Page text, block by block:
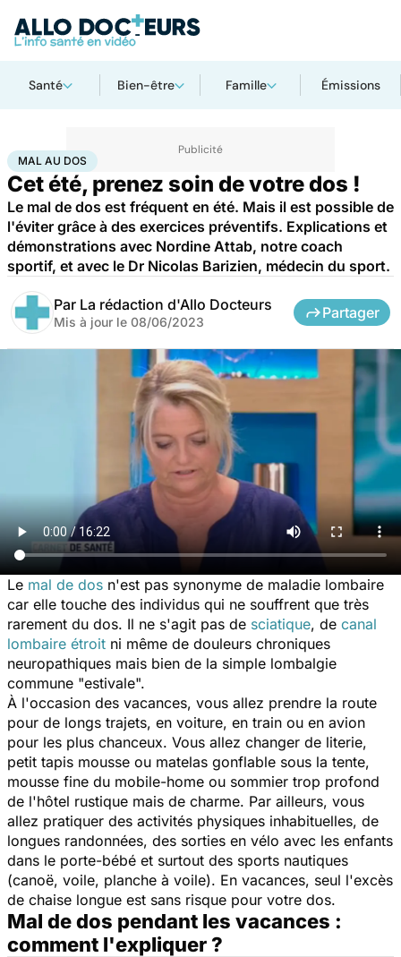
Santé Bien-être Famille Émissions
AccueilSantéMaladies Mal au dos
MAL AU DOS
Cet été, prenez soin de votre dos !
Le mal de dos est fréquent en été. Mais il est possible de
l'éviter grâce à des exercices préventifs. Explications et
démonstrations avec Nordine Attab, notre coach
sportif, et avec le Dr Nicolas Barizien, médecin du sport.
Par La rédaction d'Allo Docteurs
Mis à jour le 08/06/2023
Partager
Le mal de dos n'est pas synonyme de maladie lombaire
car elle touche des individus qui ne souffrent que très
rarement du dos. Il ne s'agit pas de sciatique, de canal
lombaire étroit ni même de douleurs chroniques
neuropathiques mais bien de la simple lombalgie
commune "estivale".
À l'occasion des vacances, vous allez prendre la route
pour de longs trajets, en voiture, en train ou en avion
pour les plus chanceux. Vous allez changer de literie,
petit tapis mousse ou matelas gonflable sous la tente,
mousse fine du mobile-home ou sommier trop profond
de l'hôtel rustique mais de charme. Par ailleurs, vous
allez pratiquer des activités physiques inhabituelles, de
longues randonnées, des sorties en vélo avec les enfants
dans le porte-bébé et surtout des sports nautiques
(canoë, voile, planche à voile). En vacances, seul l'excès
de chaise longue est sans risque pour votre dos.
Mal de dos pendant les vacances :
comment l'expliquer ?